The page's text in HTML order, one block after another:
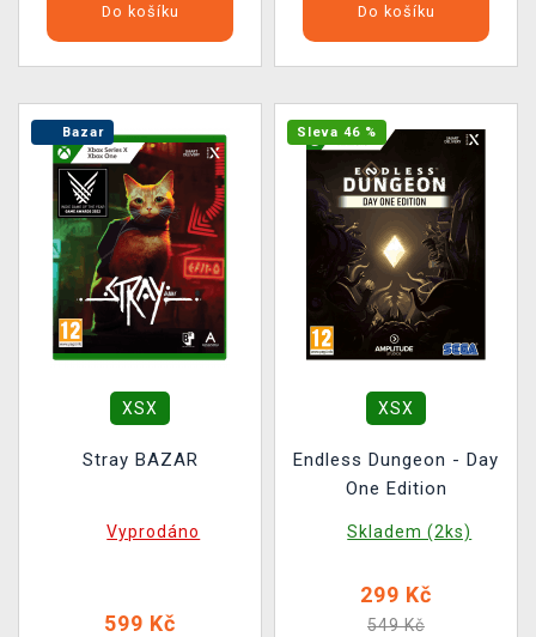
Do košíku Do košíku
Bazar
XSX
Stray BAZAR
Vyprodáno
599 Kč
Sleva 46 %
XSX
Endless Dungeon - Day
One Edition
Skladem (2ks)
299 Kč
549 Kč